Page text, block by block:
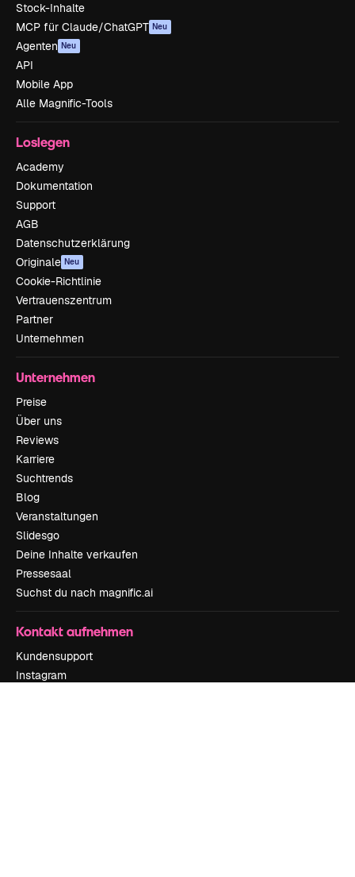
Stock-Inhalte
MCP für Claude/ChatGPT Neu
Agenten Neu
API
Mobile App
Alle Magnific-Tools
Loslegen
Academy
Dokumentation
Support
AGB
Datenschutzerklärung
Originale Neu
Cookie-Richtlinie
Vertrauenszentrum
Partner
Unternehmen
Unternehmen
Preise
Über uns
Reviews
Karriere
Suchtrends
Blog
Veranstaltungen
Slidesgo
Deine Inhalte verkaufen
Pressesaal
Suchst du nach magnific.ai
Kontakt aufnehmen
Kundensupport
Instagram